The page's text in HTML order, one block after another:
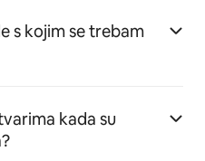
s kojim se trebam
kada su